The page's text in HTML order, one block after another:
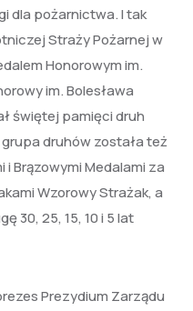
dla pożarnictwa. I tak
Straży Pożarnej w
Honorowym im.
im. Bolesława
świętej pamięci druh
druhów została też
Brązowymi Medalami za
Wzorowy Strażak, a
30, 25, 15, 10 i 5 lat
Prezydium Zarządu